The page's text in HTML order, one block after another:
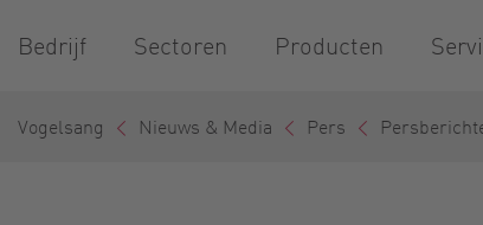
Bedrijf Sectoren Producten
Vogelsang Nieuws & Media Pers